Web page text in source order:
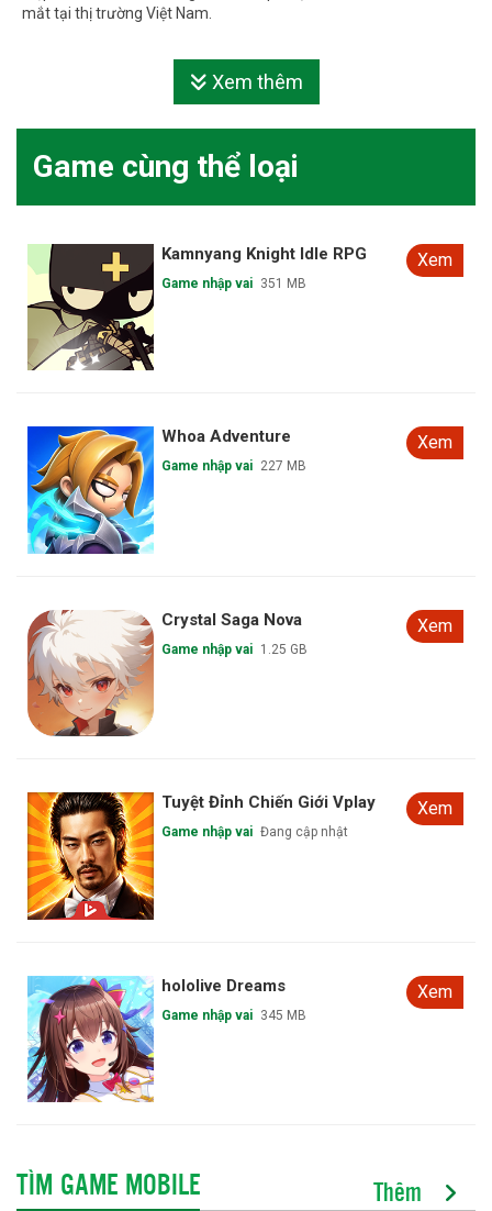
mắt tại thị trường Việt Nam.
Xem thêm
Game cùng thể loại
Kamnyang Knight Idle RPG
Game nhập vai 351 MB
Xem
Whoa Adventure
Game nhập vai 227 MB
Xem
Crystal Saga Nova
Game nhập vai 1.25 GB
Xem
Tuyệt Đỉnh Chiến Giới Vplay
Game nhập vai Đang cập nhật
Xem
hololive Dreams
Game nhập vai 345 MB
Xem
TÌM GAME MOBILE Thêm